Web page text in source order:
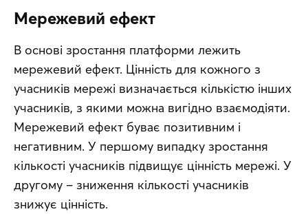
Мережевий ефект
В основі зростання платформи лежить
мережевий ефект. Цінність для кожного з
учасників мережі визначається кількістю інших
учасників, з якими можна вигідно взаємодіяти.
Мережевий ефект буває позитивним і
негативним. У першому випадку зростання
кількості учасників підвищує цінність мережі. У
другому – зниження кількості учасників
знижує цінність.